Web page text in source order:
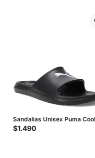
Sandalias Unisex Puma Cool
Cat 2.0 Bx - Negro - Blanco
$1.490